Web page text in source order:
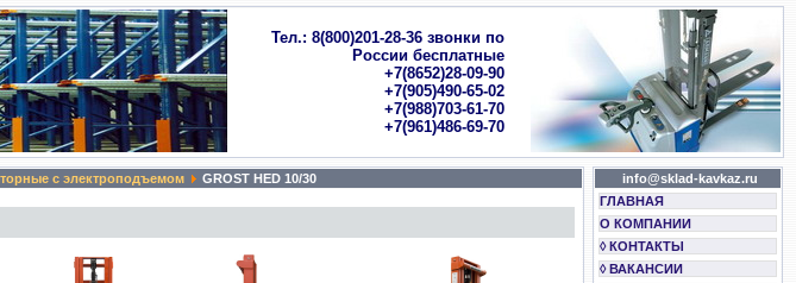
Тел.: 8(800)201-28-36 звонки по
России бесплатные
+7(8652)28-09-90
+7(905)490-65-02
+7(988)703-61-70
+7(961)486-69-70
с электроподъемом GROST HED 10/30
info@sklad-kavkaz.ru
ГЛАВНАЯ
О КОМПАНИИ
◊ КОНТАКТЫ
◊ ВАКАНСИИ